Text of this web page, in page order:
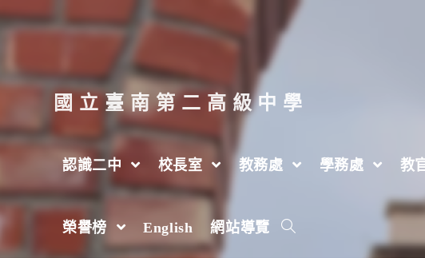
跳
至
要
內
容
國立臺南第二高級中學
認識二中 校長室 教務處 學務處 教
榮譽榜 English 網站導覽
國家太空中心轉知美國航空太空學會（AIAA）《
2026 年 > 6 月 > 25 日